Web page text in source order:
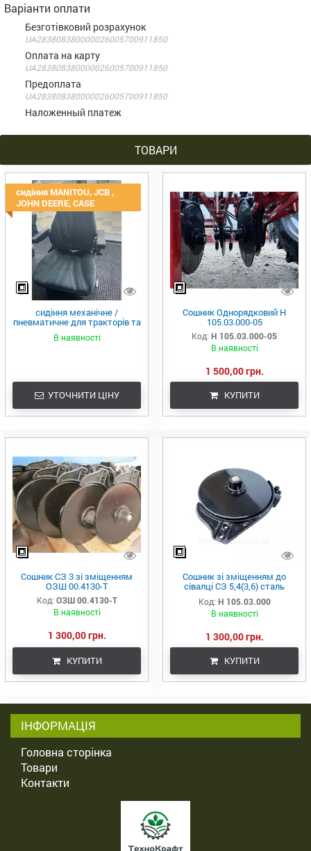
Варіанти оплати
Безготівковий розрахунок
UA283808380000026005700911850
Оплата на карту
UA283808380000026005700911850
Предоплата
UA283808380000026005700911850
Наложенный платеж
ТОВАРИ
сидіння MANITOU, JCB ,
JOHN DEERE, CASE
сидіння механічне /
пневматичне для тракторів та
комбайнів MANITOU, JCB ,
JOHN DEERE, CASE, NEW
В наявності
УТОЧНИТИ ЦІНУ
Сошник Однорядковий Н
105.03.000-05
Код: Н 105.03.000-05
В наявності
1 500,00 грн.
КУПИТИ
Сошник СЗ 3 зі зміщенням
ОЗШ 00.4130-Т
Код: ОЗШ 00.4130-Т
В наявності
1 300,00 грн.
КУПИТИ
Сошник зі зміщенням до
сівалці СЗ 5,4(3,6) сталь
борированна
Код: Н 105.03.000
В наявності
1 300,00 грн.
КУПИТИ
ІНФОРМАЦІЯ
Головна сторінка
Товари
Контакти